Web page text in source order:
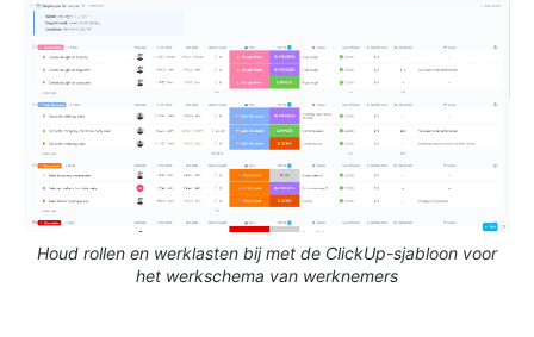
Houd rollen en werklasten bij met de ClickUp-sjabloon voor
het werkschema van werknemers